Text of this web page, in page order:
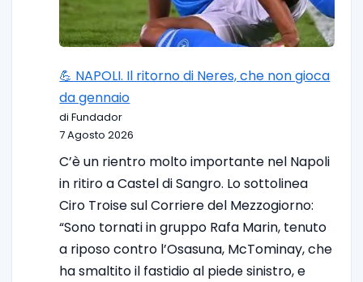
💪 NAPOLI. Il ritorno di Neres, che non gioca
da gennaio
di Fundador
7 Agosto 2026
C’è un rientro molto importante nel Napoli
in ritiro a Castel di Sangro. Lo sottolinea
Ciro Troise sul Corriere del Mezzogiorno:
“Sono tornati in gruppo Rafa Marin, tenuto
a riposo contro l’Osasuna, McTominay, che
ha smaltito il fastidio al piede sinistro, e